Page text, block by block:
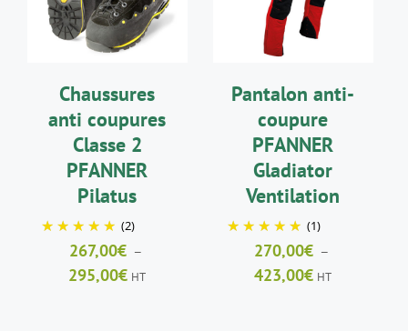
A
PLUSIEURS
VARIATIONS.
OPTIONS
ÊTRE
CHOISIES
SUR
LA
PAGE
DU
PRODUIT
DÉTAILS
Chaussures
anti coupures
Classe 2
PFANNER
Pilatus
(2)
267,00€ –
295,00€Plage
HT
A
PLUSIEURS
OPTIONS
ÊTRE
CHOISIES
SUR
LA
PAGE
DU
PRODUIT
DÉTAILS
Pantalon anti-
coupure
PFANNER
Gladiator
Ventilation
(1)
270,00€ –
423,00€Plage
HT